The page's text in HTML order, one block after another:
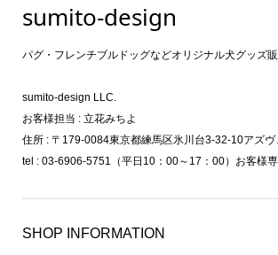
sumito-design
パグ・フレンチブルドッグなどオリジナル犬グッズ
sumito-design LLC.
お客様担当 : 立花みちよ
住所 : 〒179-0084東京都練馬区氷川台3-32-10アズ
tel : 03-6906-5751（平日10：00～17：00）お客様
SHOP INFORMATION